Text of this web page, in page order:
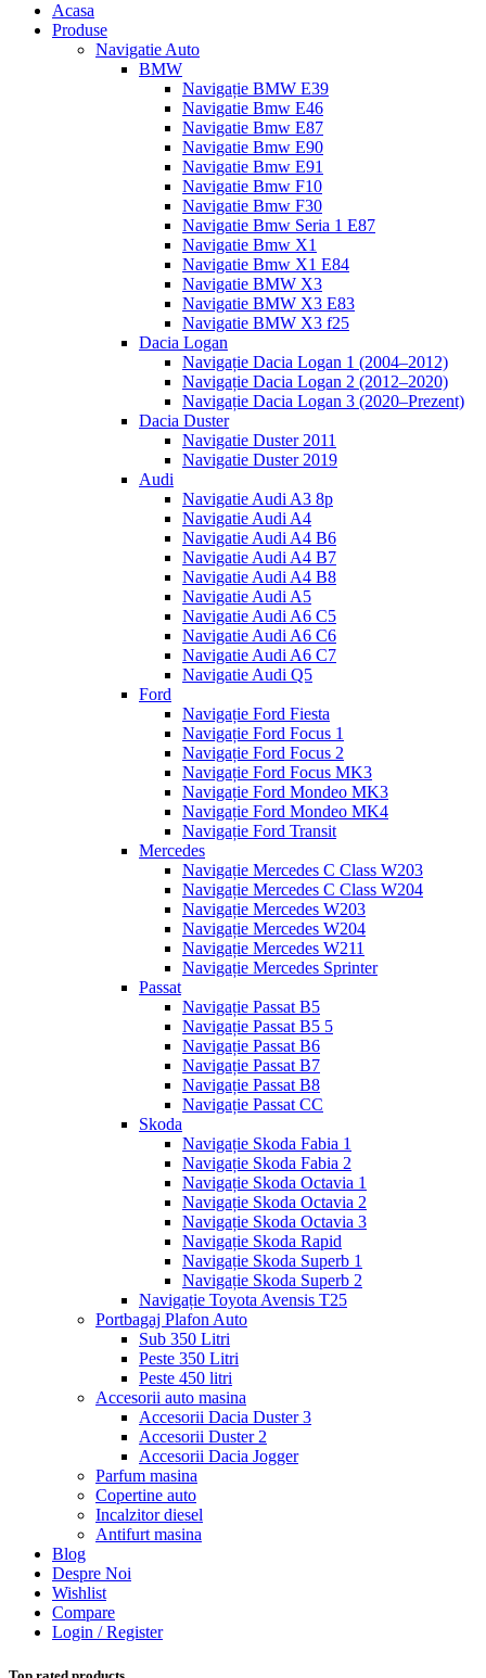
Acasa
Produse
Navigatie Auto
BMW
Navigație BMW E39
Navigatie Bmw E46
Navigatie Bmw E87
Navigatie Bmw E90
Navigatie Bmw E91
Navigatie Bmw F10
Navigatie Bmw F30
Navigatie Bmw Seria 1 E87
Navigatie Bmw X1
Navigatie Bmw X1 E84
Navigatie BMW X3
Navigatie BMW X3 E83
Navigatie BMW X3 f25
Dacia Logan
Navigație Dacia Logan 1 (2004–2012)
Navigație Dacia Logan 2 (2012–2020)
Navigație Dacia Logan 3 (2020–Prezent)
Dacia Duster
Navigatie Duster 2011
Navigatie Duster 2019
Audi
Navigatie Audi A3 8p
Navigatie Audi A4
Navigatie Audi A4 B6
Navigatie Audi A4 B7
Navigatie Audi A4 B8
Navigatie Audi A5
Navigatie Audi A6 C5
Navigatie Audi A6 C6
Navigatie Audi A6 C7
Navigatie Audi Q5
Ford
Navigație Ford Fiesta
Navigație Ford Focus 1
Navigație Ford Focus 2
Navigație Ford Focus MK3
Navigație Ford Mondeo MK3
Navigație Ford Mondeo MK4
Navigație Ford Transit
Mercedes
Navigație Mercedes C Class W203
Navigație Mercedes C Class W204
Navigație Mercedes W203
Navigație Mercedes W204
Navigație Mercedes W211
Navigație Mercedes Sprinter
Passat
Navigație Passat B5
Navigație Passat B5 5
Navigație Passat B6
Navigație Passat B7
Navigație Passat B8
Navigație Passat CC
Skoda
Navigație Skoda Fabia 1
Navigație Skoda Fabia 2
Navigație Skoda Octavia 1
Navigație Skoda Octavia 2
Navigație Skoda Octavia 3
Navigație Skoda Rapid
Navigație Skoda Superb 1
Navigație Skoda Superb 2
Navigație Toyota Avensis T25
Portbagaj Plafon Auto
Sub 350 Litri
Peste 350 Litri
Peste 450 litri
Accesorii auto masina
Accesorii Dacia Duster 3
Accesorii Duster 2
Accesorii Dacia Jogger
Parfum masina
Copertine auto
Incalzitor diesel
Antifurt masina
Blog
Despre Noi
Wishlist
Compare
Login / Register